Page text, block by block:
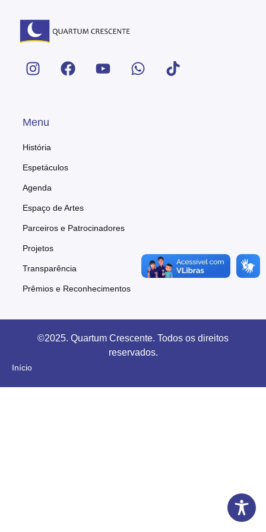
Menu
História
Espetáculos
Agenda
Espaço de Artes
Parceiros e Patrocinadores
Projetos
Transparência
Prêmios e Reconhecimentos
©2025. Quartum Crescente. Todos os direitos
reservados.
Início